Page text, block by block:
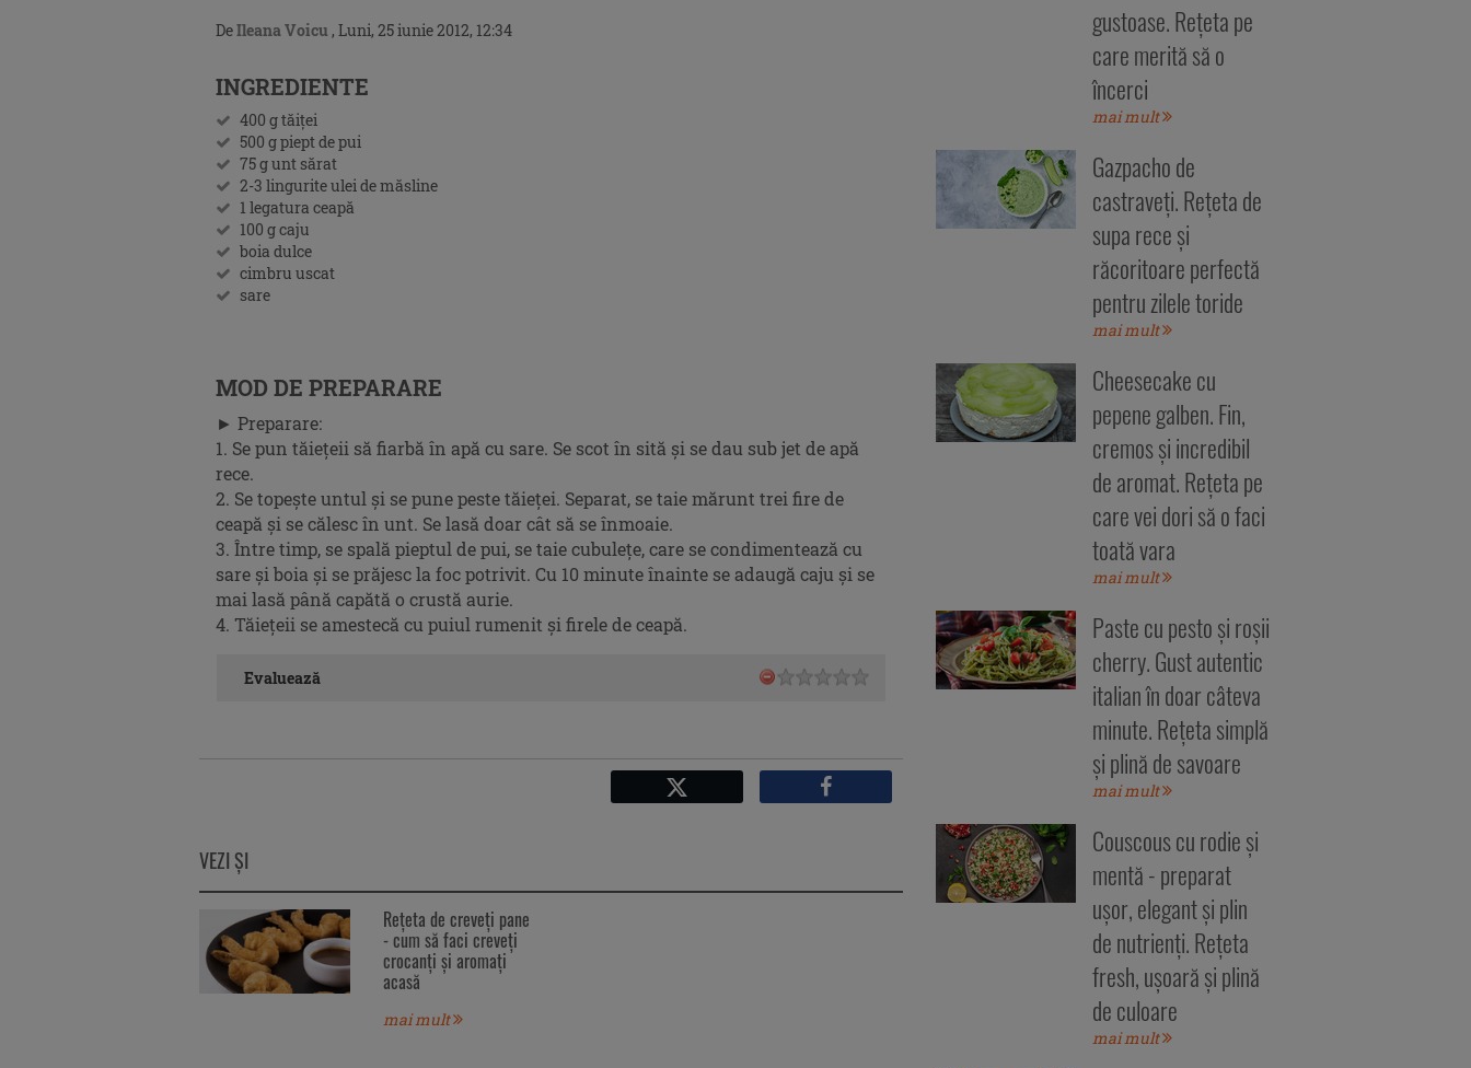
DeIleana Voicu , Luni, 25 iunie 2012, 12:34
INGREDIENTE
400 g tăiţei
500 g piept de pui
75 g unt sărat
2-3 lingurite ulei de măsline
1 legatura ceapă
100 g caju
boia dulce
cimbru uscat
sare
MOD DE PREPARARE
► Preparare:
1. Se pun tăieţeii să fiarbă în apă cu sare. Se scot în sită și se dau sub jet de apă
rece.
2. Se topește untul și se pune peste tăieţei. Separat, se taie mărunt trei fire de
ceapă și se călesc în unt. Se lasă doar cât să se înmoaie.
3. Între timp, se spală pieptul de pui, se taie cubulețe, care se condimentează cu
sare și boia și se prăjesc la foc potrivit. Cu 10 minute înainte se adaugă caju și se
mai lasă până capătă o crustă aurie.
4. Tăiețeii se amestecă cu puiul rumenit şi firele de ceapă.
Evaluează
Facebook
VEZI ŞI
Reţeta de creveţi pane
- cum să faci creveți
crocanți și aromați
acasă
mai mult
gustoase. Rețeta pe
care merită să o
încerci
mai mult
Gazpacho de
castraveți. Rețeta de
supa rece și
răcoritoare perfectă
pentru zilele toride
mai mult
Cheesecake cu
pepene galben. Fin,
cremos și incredibil
de aromat. Rețeta pe
care vei dori să o faci
toată vara
mai mult
Paste cu pesto și roșii
cherry. Gust autentic
italian în doar câteva
minute. Rețeta simplă
și plină de savoare
mai mult
Couscous cu rodie și
mentă - preparat
ușor, elegant și plin
de nutrienți. Rețeta
fresh, ușoară și plină
de culoare
mai mult